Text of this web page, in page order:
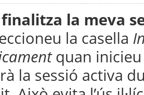
la meva
la casella
quan inicieu
la sessió activa